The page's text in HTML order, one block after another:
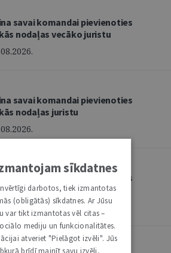
savai komandai pievienoties
nodaļas vecāko juristu
savai komandai pievienoties
nodaļas juristu
savai komandai pievienoties
nodaļas juristu
PADOME
sīkdatnes
darbotos, tiek izmantotas
(obligātās) sīkdatnes. Ar Jūsu
var tikt izmantotas vēl citas –
mediju un funkcionalitātes.
atveriet "Pielāgot izvēli". Jūs
brīdī mainīt savu izvēli,